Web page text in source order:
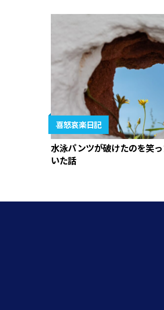
喜怒哀楽日記
水泳パンツが破けたのを笑
いた話